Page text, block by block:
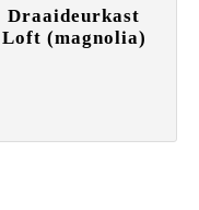
Draaideurkast
Loft (magnolia)